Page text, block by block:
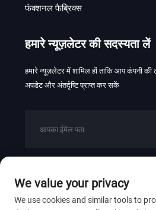
फंक्शनल फैब्रिक्स
हमारे न्यूज़लेटर की सदस्यता लें
हमारे न्यूज़लेटर में शामिल हों ताकि आप कंपनी की
अपडेट और अंतर्दृष्टि प्राप्त कर सकें
कॉपीराइट © 2026 फोशान जिनहुई टेक्सटाइल कं.,
गोपनीयता नीति
We value your privacy
We use cookies and similar tools to